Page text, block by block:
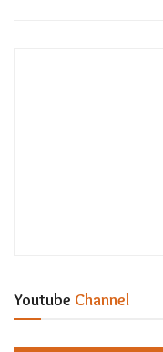
Youtube Channel